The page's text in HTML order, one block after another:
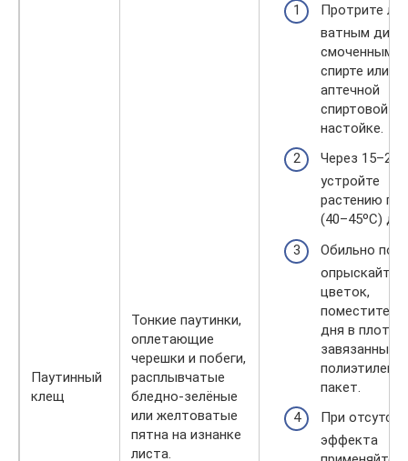
Паутинный
клещ
Тонкие паутинки,
оплетающие
черешки и побеги,
расплывчатые
бледно-зелёные
или желтоватые
пятна на изнанке
листа.
Протрите
ватным
смоченным в
спирте или
аптечной
спиртовой
настойке.
Через 15–20
устройте
растению
(40–45ºС)
Обильно
опрыскайте
цветок,
поместите
дня в плотно
завязанный
пакет.
При
эффекта